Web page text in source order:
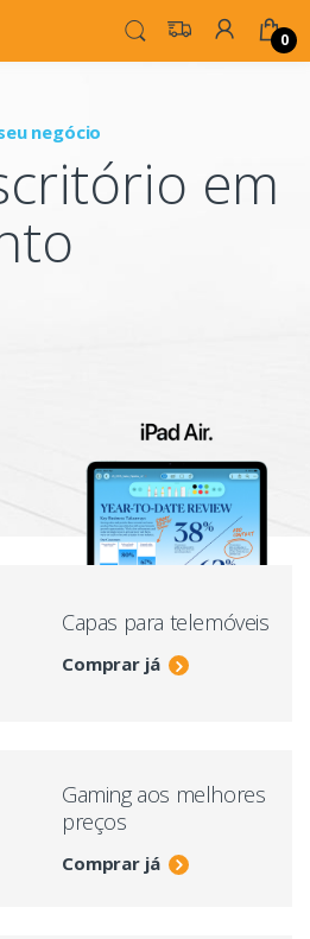
0
negócio
em
Capas para telemóveis
Comprar já
Gaming aos melhores
preços
Comprar já